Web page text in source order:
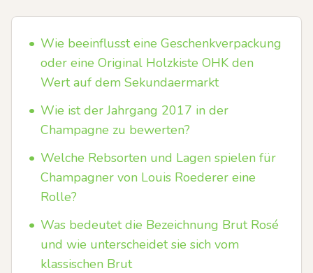
• Wie beeinflusst eine Geschenkverpackung
oder eine Original Holzkiste OHK den
Wert auf dem Sekundaermarkt
• Wie ist der Jahrgang 2017 in der
Champagne zu bewerten?
• Welche Rebsorten und Lagen spielen für
Champagner von Louis Roederer eine
Rolle?
• Was bedeutet die Bezeichnung Brut Rosé
und wie unterscheidet sie sich vom
klassischen Brut